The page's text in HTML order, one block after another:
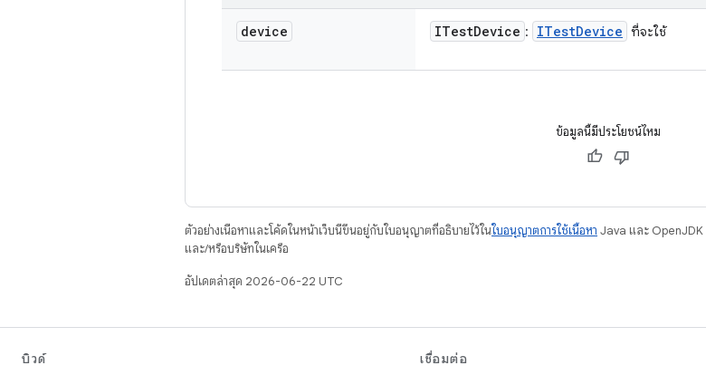
device ITestDevice : ITestDevice ที่จะใช้
ข้อมูลนี้มีประโยชน์ไหม
ตัวอย่างเนื้อหาและโค้ดในหน้าเว็บนี้ขึ้นอยู่กับใบอนุญาตที่อธิบายไว้ในใบอนุญาตการใช้เนื้อหา Java และ OpenJDK
และ/หรือบริษัทในเครือ
อัปเดตล่าสุด 2026-06-22 UTC
บิวด์
เชื่อมต่อ